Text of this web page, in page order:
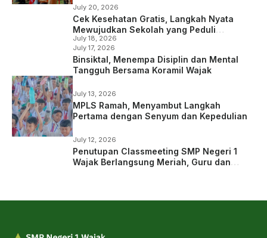
July 20, 2026
Cek Kesehatan Gratis, Langkah Nyata
Mewujudkan Sekolah yang Peduli
Kesehatan
July 18, 2026
July 17, 2026
Binsiktal, Menempa Disiplin dan Mental
Tangguh Bersama Koramil Wajak
July 13, 2026
MPLS Ramah, Menyambut Langkah
Pertama dengan Senyum dan Kepedulian
July 12, 2026
Penutupan Classmeeting SMP Negeri 1
Wajak Berlangsung Meriah, Guru dan